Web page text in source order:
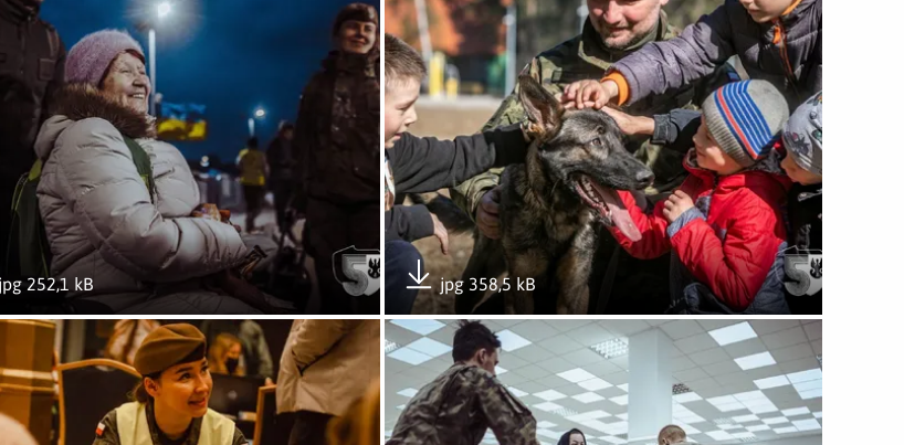
jpg 252,1 kB
załącznik
jpg 358,5 kB
Pobierz załącznik
administrację publiczną i pomóc uchodźcom z Ukrainy.
Niezawodna pomoc – zawsze gotowi wesprzeć administrację publiczną i pomóc uchodźcom z Ukrainy.
Otwórz załącznik Niezawodna pomoc – zawsze gotowi